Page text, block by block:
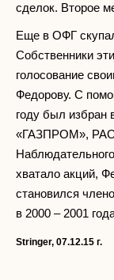
сделок. Второе
Еще в ОФГ
Собственники
голосование
Федорову. С
году был избран
«ГАЗПРОМ», РАО
хватало акций,
становился
в 2000 – 2001
Stringer, 07.12.15 г.